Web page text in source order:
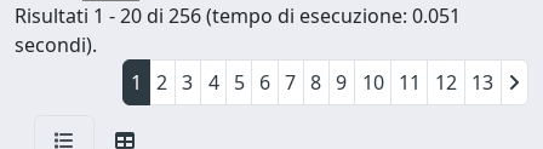
Risultati 1 - 20 di 256 (tempo di esecuzione: 0.051
secondi).
1
2 3 4 5 6 7 8 9 10 11 12 13